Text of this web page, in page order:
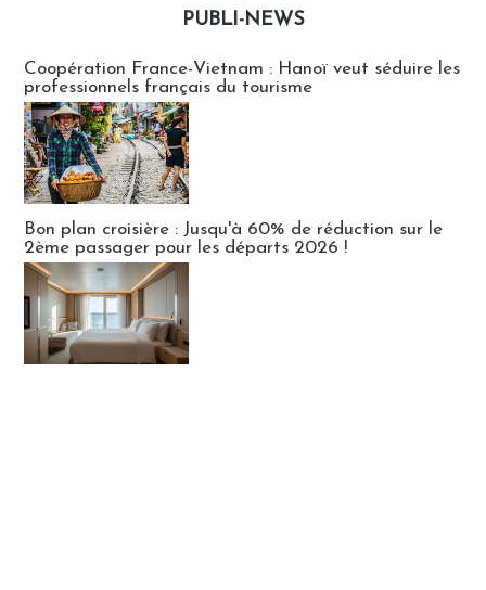
PUBLI-NEWS
Coopération France-Vietnam : Hanoï veut séduire les
professionnels français du tourisme
Bon plan croisière : Jusqu'à 60% de réduction sur le
2ème passager pour les départs 2026 !